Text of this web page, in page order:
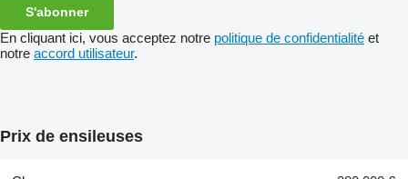
S'abonner
En cliquant ici, vous acceptez notre politique de confidentialité et
notre accord utilisateur.
Prix de ensileuses